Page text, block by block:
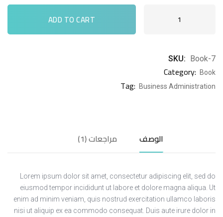
ADD TO CART
SKU: Book-7
Category: Book
Tag: Business Administration
الوصف مراجعات (1)
Lorem ipsum dolor sit amet, consectetur adipiscing elit, sed do
eiusmod tempor incididunt ut labore et dolore magna aliqua. Ut
enim ad minim veniam, quis nostrud exercitation ullamco laboris
nisi ut aliquip ex ea commodo consequat. Duis aute irure dolor in